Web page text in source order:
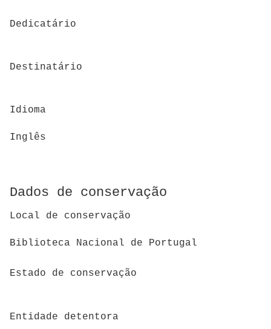
Dedicatário
Destinatário
Idioma
Inglês
Dados de conservação
Local de conservação
Biblioteca Nacional de Portugal
Estado de conservação
Entidade detentora